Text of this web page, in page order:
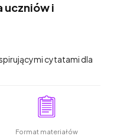
uczniów i
cytatami dla
Format materiałów